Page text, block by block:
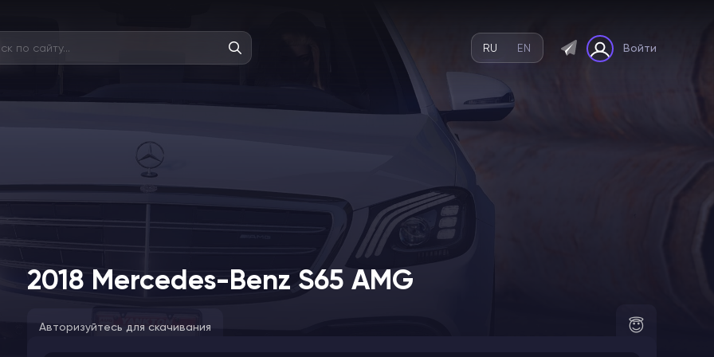
RU EN Войти
2018 Mercedes-Benz S65 AMG
Авторизуйтесь для скачивания 😇